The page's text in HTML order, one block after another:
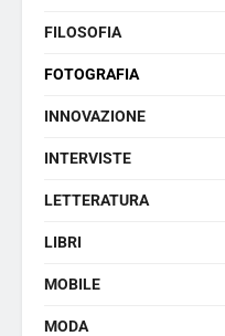
FILOSOFIA
FOTOGRAFIA
INNOVAZIONE
INTERVISTE
LETTERATURA
LIBRI
MOBILE
MODA